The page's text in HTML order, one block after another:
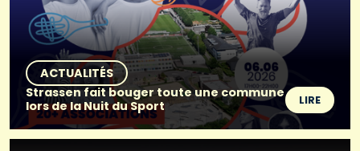
ACTUALITÉS
Strassen fait bouger toute une commune
lors de la Nuit du Sport
LIRE